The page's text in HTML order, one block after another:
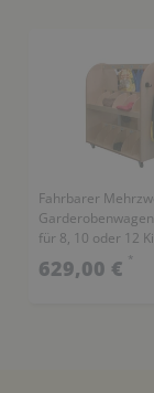
Fahrbarer
für 8, 10 oder 12
629,00 € *